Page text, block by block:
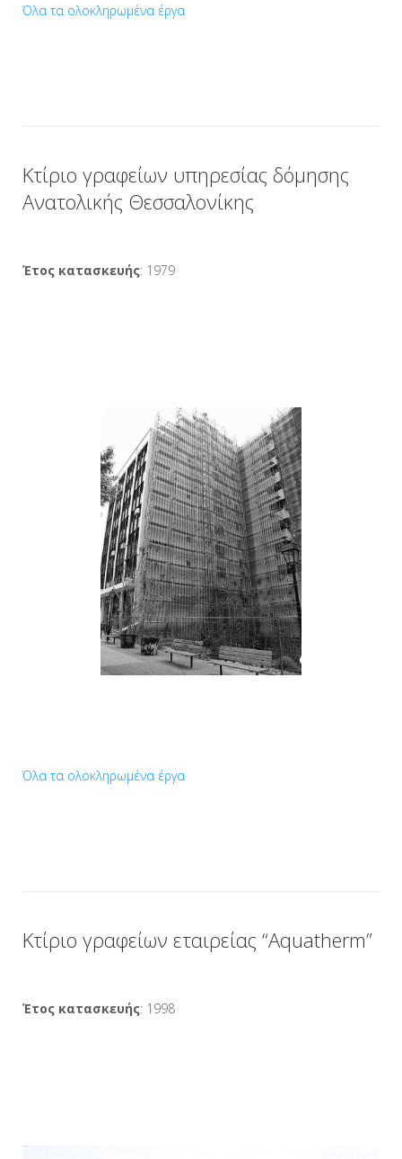
Όλα τα ολοκληρωμένα έργα
Κτίριο γραφείων υπηρεσίας δόμησης
Ανατολικής Θεσσαλονίκης
Έτος κατασκευής: 1979
Όλα τα ολοκληρωμένα έργα
Κτίριο γραφείων εταιρείας “Aquatherm”
Έτος κατασκευής: 1998